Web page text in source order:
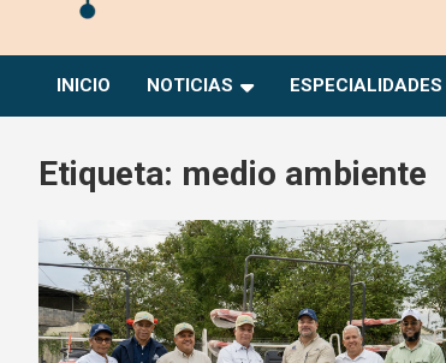
Alerta
INICIO NOTICIAS ESPECIALIDADES
Etiqueta: medio ambiente